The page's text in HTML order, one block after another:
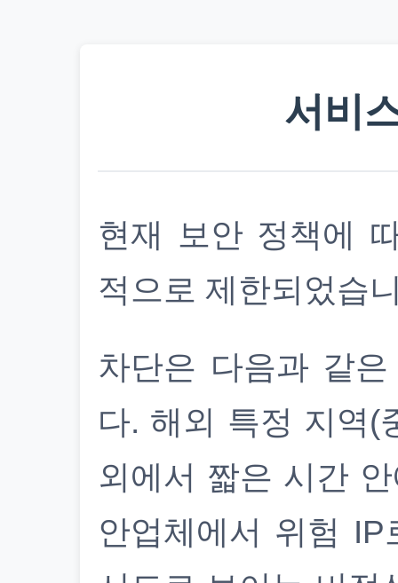
서비
현재 보안 정책에
적으로 제한되었습
차단은 다음과 같
다. 해외 특정 지역(
외에서 짧은 시간
안업체에서 위험